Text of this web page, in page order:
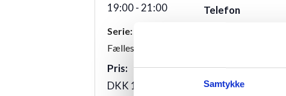
Samtykke
19:00 - 21:00
Serie:
Fællesspisning
Pris:
DKK 175,00
Telefon